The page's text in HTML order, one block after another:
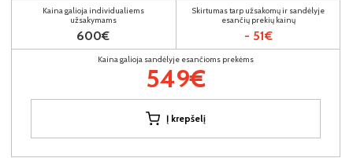
Kaina galioja individualiems
užsakymams
600€
Skirtumas tarp užsakomų ir sandėlyje
esančių prekių kainų
- 51€
Kaina galioja sandėlyje esančioms prekėms
549€
Į krepšelį